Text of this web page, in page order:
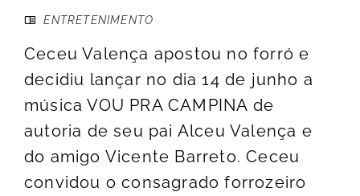
ENTRETENIMENTO
Ceceu Valença apostou no forró e
decidiu lançar no dia 14 de junho a
música VOU PRA CAMPINA de
autoria de seu pai Alceu Valença e
do amigo Vicente Barreto. Ceceu
convidou o consagrado forrozeiro